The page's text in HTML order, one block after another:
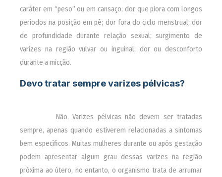
caráter em “peso” ou em cansaço; dor que piora com longos
períodos na posição em pé; dor fora do ciclo menstrual; dor
de profundidade durante relação sexual; surgimento de
varizes na região vulvar ou inguinal; dor ou desconforto
durante a micção.
Devo tratar sempre varizes pélvicas?
Não. Varizes pélvicas não devem ser tratadas
sempre, apenas quando estiverem relacionadas a sintomas
bem específicos. Muitas mulheres durante ou após gestação
podem apresentar algum grau dessas varizes na região
próxima ao útero, no entanto, o organismo trata de arrumar